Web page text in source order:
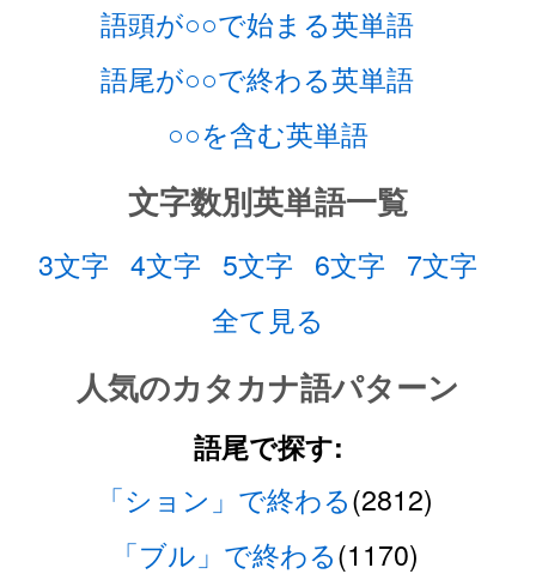
語頭が○○で始まる英単語
語尾が○○で終わる英単語
○○を含む英単語
文字数別英単語一覧
3文字 4文字 5文字 6文字 7文字
全て見る
人気のカタカナ語パターン
語尾で探す:
「ション」で終わる(2812)
「ブル」で終わる(1170)